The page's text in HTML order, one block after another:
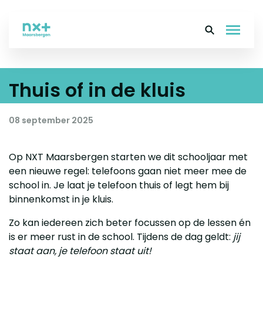
Over ons
Onderwijs
Ouders
Groep 8
Contact
Thuis of in de kluis
08 september 2025
Op NXT Maarsbergen starten we dit schooljaar met
een nieuwe regel: telefoons gaan niet meer mee de
school in. Je laat je telefoon thuis of legt hem bij
binnenkomst in je kluis.
Zo kan iedereen zich beter focussen op de lessen én
is er meer rust in de school. Tijdens de dag geldt: jij
staat aan, je telefoon staat uit!